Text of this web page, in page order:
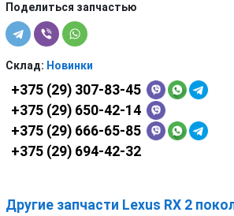
Поделиться запчастью
Склад: Новинки
+375 (29) 307-83-45
+375 (29) 650-42-14
+375 (29) 666-65-85
+375 (29) 694-42-32
Другие запчасти Lexus RX 2